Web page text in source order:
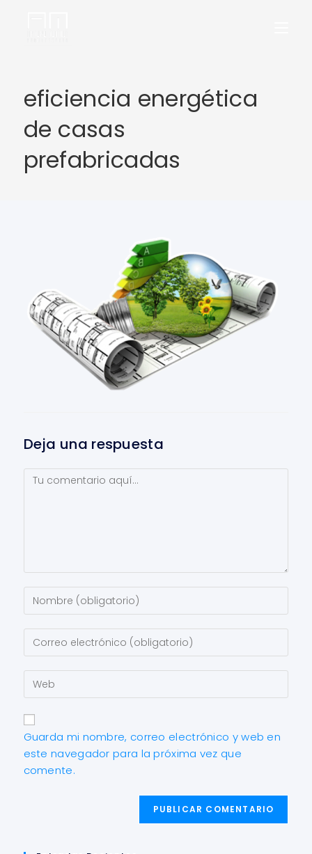
eficiencia energética
de casas
prefabricadas
Deja una respuesta
Guarda mi nombre, correo electrónico y web en
este navegador para la próxima vez que
comente.